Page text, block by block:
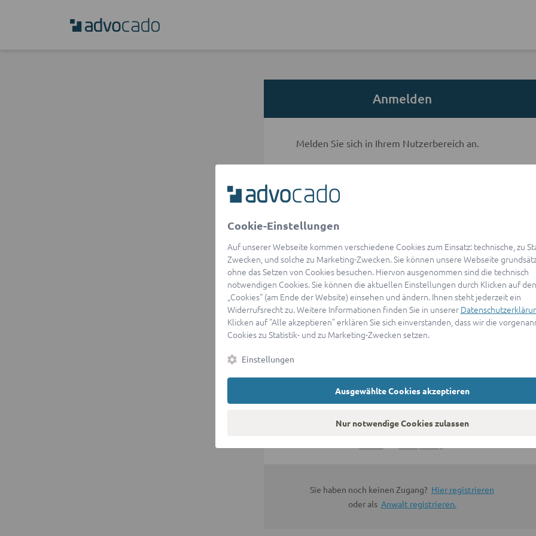
Anmelden
Melden Sie sich in Ihrem Nutzerbereich an.
E-Mail-Adresse
Passwort
Passwort vergessen?
ANMELDEN
oder
Sign in with Google
Sie haben noch keinen Zugang? Hier registrieren
oder als Anwalt registrieren.
Cookie-Einstellungen
Auf unserer Webseite kommen verschiedene Cookies zum Einsatz: technische, zu
Zwecken, und solche zu Marketing-Zwecken. Sie können unsere Webseite
ohne das Setzen von Cookies besuchen. Hiervon ausgenommen sind die technisch
notwendigen Cookies. Sie können die aktuellen Einstellungen durch Klicken auf
„Cookies“ (am Ende der Website) einsehen und ändern. Ihnen steht jederzeit ein
Widerrufsrecht zu. Weitere Informationen finden Sie in unserer
Klicken auf "Alle akzeptieren" erklären Sie sich einverstanden, dass wir die
Cookies zu Statistik- und zu Marketing-Zwecken setzen.
Einstellungen
Ausgewählte Cookies akzeptieren
Nur notwendige Cookies zulassen